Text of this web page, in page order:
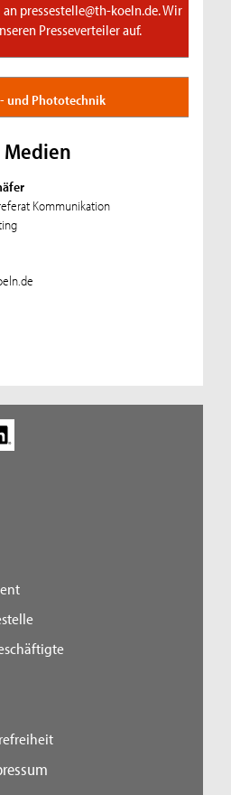
pressestelle@th-koeln.de. Wir
Presseverteiler auf.
und Phototechnik
Kommunikation